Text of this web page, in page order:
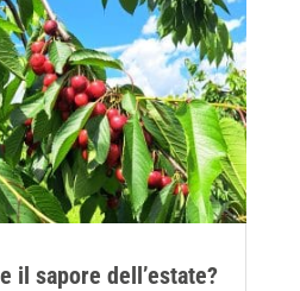
il sapore dell’estate?